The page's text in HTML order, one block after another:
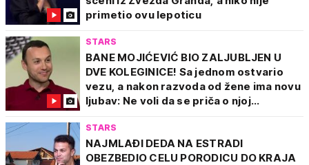
primetio ovu lepoticu
STARS
BANE MOJIĆEVIĆ BIO ZALJUBLJEN U
DVE KOLEGINICE! Sa jednom ostvario
vezu, a nakon razvoda od žene ima novu
ljubav: Ne voli da se priča o njoj...
STARS
NAJMLAĐI DEDA NA ESTRADI
OBEZBEDIO CELU PORODICU DO KRAJA